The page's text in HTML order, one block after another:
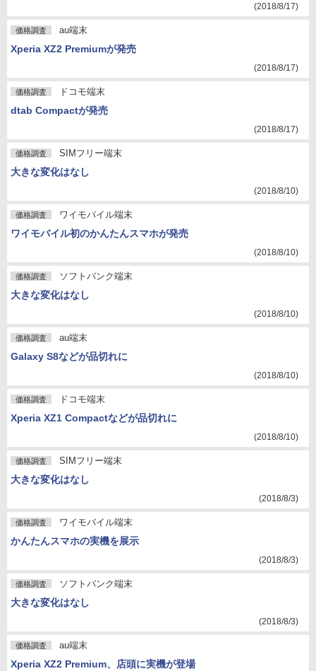
(2018/8/17)
価格調査 au端末
Xperia XZ2 Premiumが発売
(2018/8/17)
価格調査 ドコモ端末
dtab Compactが発売
(2018/8/17)
価格調査 SIMフリー端末
大きな変化はなし
(2018/8/10)
価格調査 ワイモバイル端末
ワイモバイル初のかんたんスマホが発売
(2018/8/10)
価格調査 ソフトバンク端末
大きな変化はなし
(2018/8/10)
価格調査 au端末
Galaxy S8などが品切れに
(2018/8/10)
価格調査 ドコモ端末
Xperia XZ1 Compactなどが品切れに
(2018/8/10)
価格調査 SIMフリー端末
大きな変化はなし
(2018/8/3)
価格調査 ワイモバイル端末
かんたんスマホの実機を展示
(2018/8/3)
価格調査 ソフトバンク端末
大きな変化はなし
(2018/8/3)
価格調査 au端末
Xperia XZ2 Premium、店頭に実機が登場